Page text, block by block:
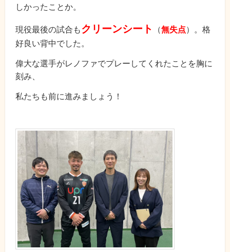
しかったことか。
現役最後の試合もクリーンシート （無失点）。格
好良い背中でした。
偉大な選手がレノファでプレーしてくれたことを胸に
刻み、
私たちも前に進みましょう！